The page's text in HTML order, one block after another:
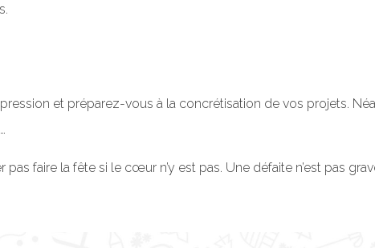
et préparez-vous à la concrétisation de vos projets.
faire la fête si le cœur n’y est pas. Une défaite n’est pas